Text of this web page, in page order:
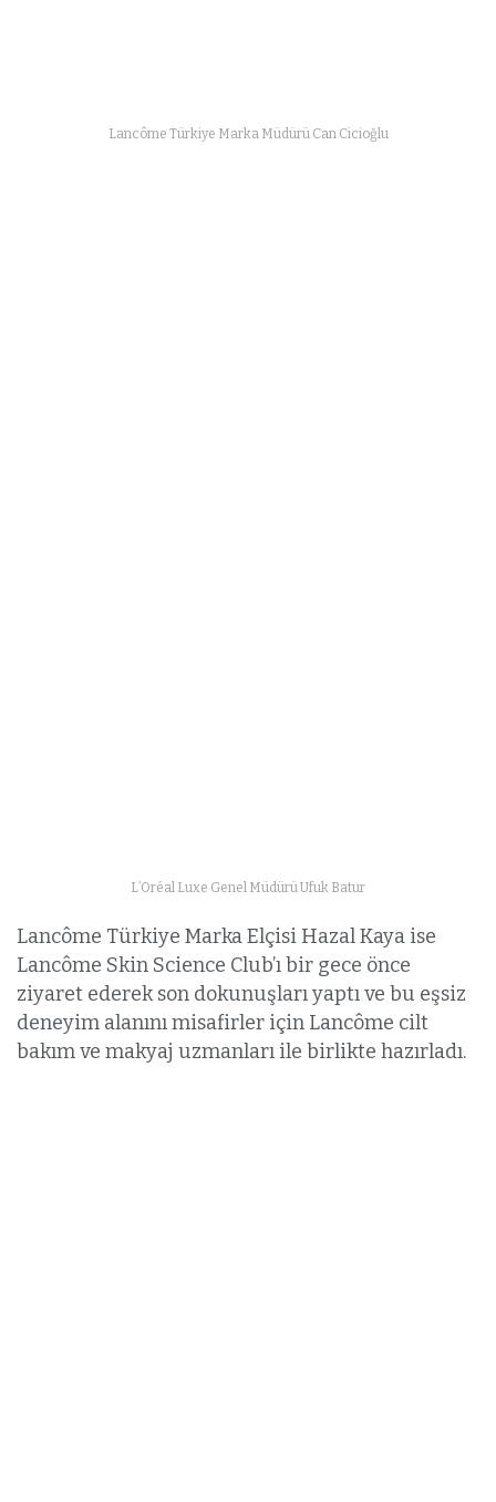
Lancôme Türkiye Marka Müdürü Can Cicioğlu
L’Oréal Luxe Genel Müdürü Ufuk Batur
Lancôme Türkiye Marka Elçisi Hazal Kaya ise
Lancôme Skin Science Club’ı bir gece önce
ziyaret ederek son dokunuşları yaptı ve bu eşsiz
deneyim alanını misafirler için Lancôme cilt
bakım ve makyaj uzmanları ile birlikte hazırladı.